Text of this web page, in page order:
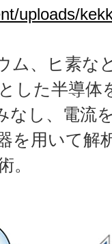
uploads/
ム、ヒ素な
した半導体
なし、電流
を用いて解
。